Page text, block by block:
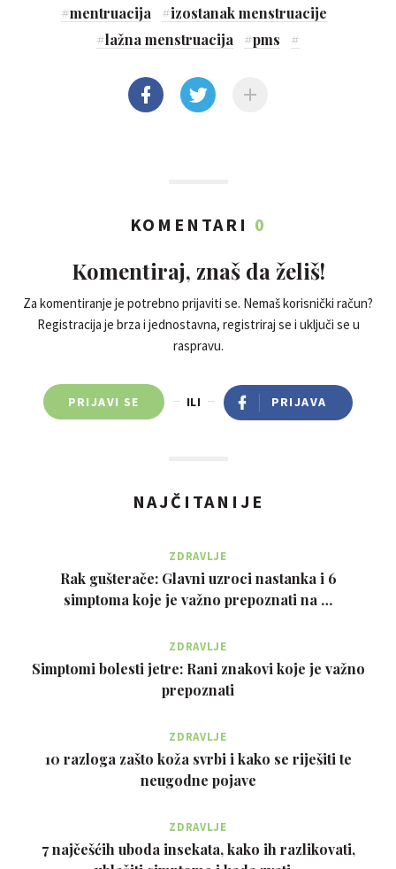
#mentruacija #izostanak menstruacije
#lažna menstruacija #pms #
KOMENTARI 0
Komentiraj, znaš da želiš!
Za komentiranje je potrebno prijaviti se. Nemaš korisnički račun?
Registracija je brza i jednostavna, registriraj se i uključi se u
raspravu.
PRIJAVI SE ILI PRIJAVA
NAJČITANIJE
ZDRAVLJE
Rak gušterače: Glavni uzroci nastanka i 6
simptoma koje je važno prepoznati na …
ZDRAVLJE
Simptomi bolesti jetre: Rani znakovi koje je važno
prepoznati
ZDRAVLJE
10 razloga zašto koža svrbi i kako se riješiti te
neugodne pojave
ZDRAVLJE
7 najčešćih uboda insekata, kako ih razlikovati,